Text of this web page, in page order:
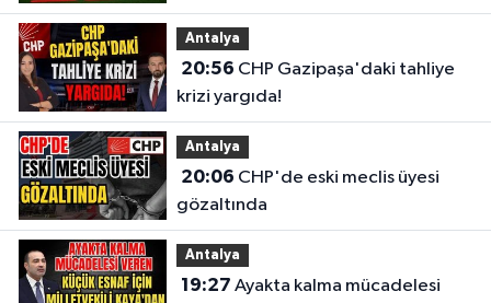
Antalya
20:56
krizi yargıda!
Antalya
20:06
gözaltında
Antalya
19:27